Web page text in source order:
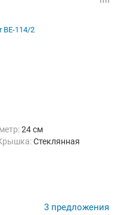
24 см
крышка:Стеклянная
3 предложения